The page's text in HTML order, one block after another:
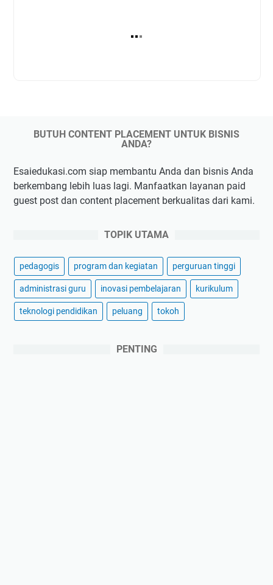
BUTUH CONTENT PLACEMENT UNTUK BISNIS
ANDA?
Esaiedukasi.com siap membantu Anda dan bisnis Anda
berkembang lebih luas lagi. Manfaatkan layanan paid
guest post dan content placement berkualitas dari kami.
TOPIK UTAMA
pedagogis program dan kegiatan perguruan tinggi
administrasi guru inovasi pembelajaran kurikulum
teknologi pendidikan peluang tokoh
PENTING